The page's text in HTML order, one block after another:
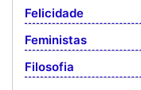
Felicidade
Feministas
Filosofia